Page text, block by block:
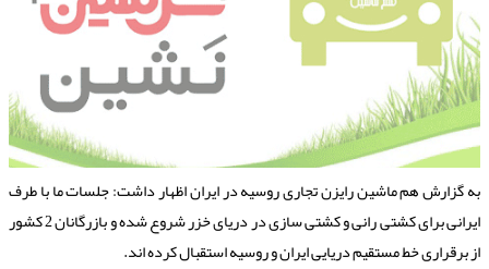
گزارش هم ماشین رایزن تجاری روسیه در ایران اظهار داشت: جلسات ما با طرف
ایرانی برای کشتی رانی و کشتی سازی در دریای خزر شروع شده و بازرگانان 2 کشور
برقراری خط مستقیم دریایی ایران و روسیه استقبال کرده اند.